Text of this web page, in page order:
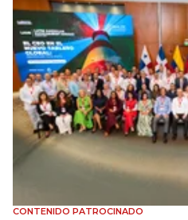
CONTENIDO PATROCINADO